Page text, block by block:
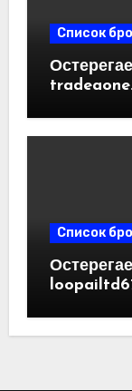
Список
Список
видом